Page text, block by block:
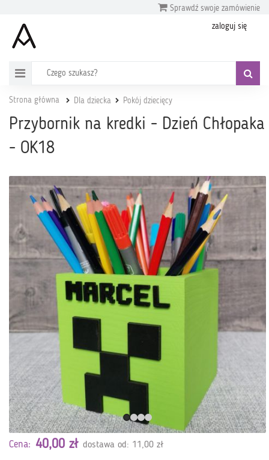
Sprawdź swoje zamówienie
zaloguj się
Strona główna Dla dziecka Pokój dziecięcy
Przybornik na kredki - Dzień Chłopaka
- OK18
Cena: 40,00 zł dostawa od: 11,00 zł